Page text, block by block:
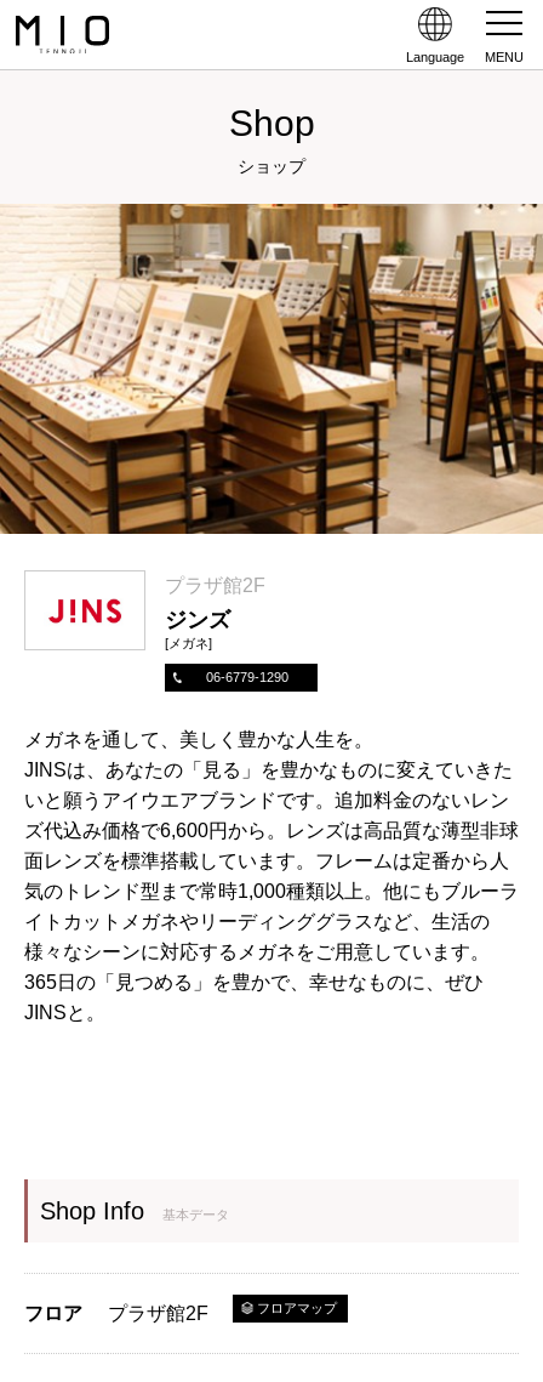
Language MENU
Shop
ショップ
プラザ館2F
ジンズ
[メガネ]
06-6779-1290
メガネを通して、美しく豊かな人生を。
JINSは、あなたの「見る」を豊かなものに変えていきた
いと願うアイウエアブランドです。追加料金のないレン
ズ代込み価格で6,600円から。レンズは高品質な薄型非球
面レンズを標準搭載しています。フレームは定番から人
気のトレンド型まで常時1,000種類以上。他にもブルーラ
イトカットメガネやリーディンググラスなど、生活の
様々なシーンに対応するメガネをご用意しています。
365日の「見つめる」を豊かで、幸せなものに、ぜひ
JINSと。
Shop Info 基本データ
フロア プラザ館2F フロアマップ